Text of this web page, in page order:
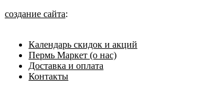
создание сайта:
Календарь скидок и акций
Пермь Маркет (о нас)
Доставка и оплата
Контакты